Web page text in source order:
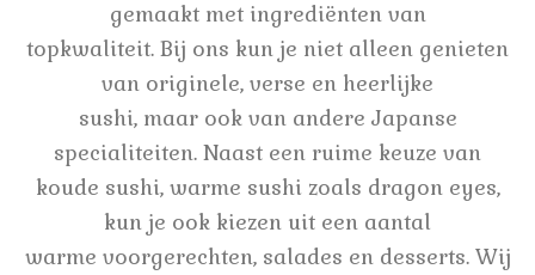
gemaakt met ingrediënten van
topkwaliteit. Bij ons kun je niet alleen genieten
van originele, verse en heerlijke
sushi, maar ook van andere Japanse
specialiteiten. Naast een ruime keuze van
koude sushi, warme sushi zoals dragon eyes,
kun je ook kiezen uit een aantal
warme voorgerechten, salades en desserts. Wij